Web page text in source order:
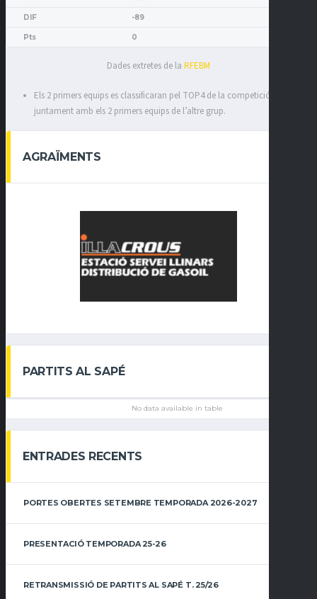
-89
0
Dades extretes de la RFEBM
Els 2 primers equips es classificaran pel TOP4 de la competició
juntament amb els 2 primers equips de l’altre grup.
AGRAÏMENTS
PARTITS AL SAPÉ
No data available in table
ENTRADES RECENTS
PORTES OBERTES SETEMBRE TEMPORADA 2026-2027
PRESENTACIÓ TEMPORADA 25-26
RETRANSMISSIÓ DE PARTITS AL SAPÉ T. 25/26